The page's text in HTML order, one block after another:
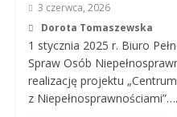
3 czerwca, 2026
Dorota Tomaszewska
1 stycznia 2025 r. Biuro
Spraw Osób
realizację projektu
z